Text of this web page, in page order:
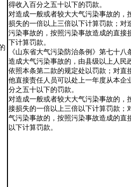
得收入百分之五十以下的罚款。
对造成一般或者较大大气污染事故的，
损失的一倍以上三倍以下计算罚款；对
污染事故的，按照污染事故造成的直接
下计算罚款。
《山东省大气污染防治条例》第七十
造成大气污染事故的，由县级以上人民
依照本条第二款的规定处以罚款；对直
他直接责任人员可以处上一年度从本企
分之五十以下的罚款。
对造成一般或者较大大气污染事故的，
接损失的一倍以上三倍以下计算罚款；
气污染事故的，按照污染事故造成的直
以下计算罚款。